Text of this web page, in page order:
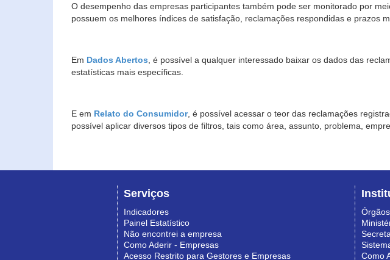
O desempenho das empresas participantes também pode ser monitorado por
possuem os melhores índices de satisfação, reclamações respondidas e prazos
Em Dados Abertos, é possível a qualquer interessado baixar os dados das
estatísticas mais específicas.
E em Relato do Consumidor, é possível acessar o teor das reclamações
possível aplicar diversos tipos de filtros, tais como área, assunto, problema,
Serviços
Indicadores
Painel Estatístico
Não encontrei a empresa
Como Aderir - Empresas
Acesso Restrito para Gestores e Empresas
Como